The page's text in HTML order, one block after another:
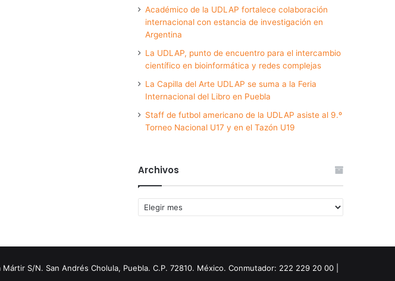
Académico de la UDLAP fortalece colaboración
internacional con estancia de investigación en
Argentina
La UDLAP, punto de encuentro para el intercambio
científico en bioinformática y redes complejas
La Capilla del Arte UDLAP se suma a la Feria
Internacional del Libro en Puebla
Staff de futbol americano de la UDLAP asiste al 9.º
Torneo Nacional U17 y en el Tazón U19
Archivos
Archivos
S/N. San Andrés Cholula, Puebla. C.P. 72810. México. Conmutador: 222 229 20 00 |